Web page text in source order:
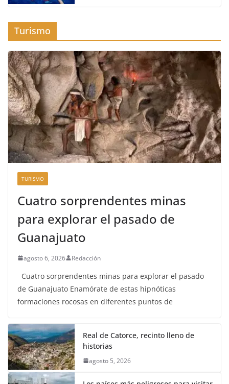
Turismo
TURISMO
Cuatro sorprendentes minas
para explorar el pasado de
Guanajuato
agosto 6, 2026 Redacción
Cuatro sorprendentes minas para explorar el pasado
de Guanajuato Enamórate de estas hipnóticas
formaciones rocosas en diferentes puntos de
Real de Catorce, recinto lleno de
historias
agosto 5, 2026